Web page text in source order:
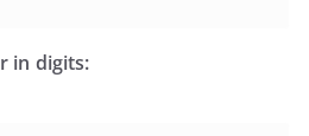
in digits: